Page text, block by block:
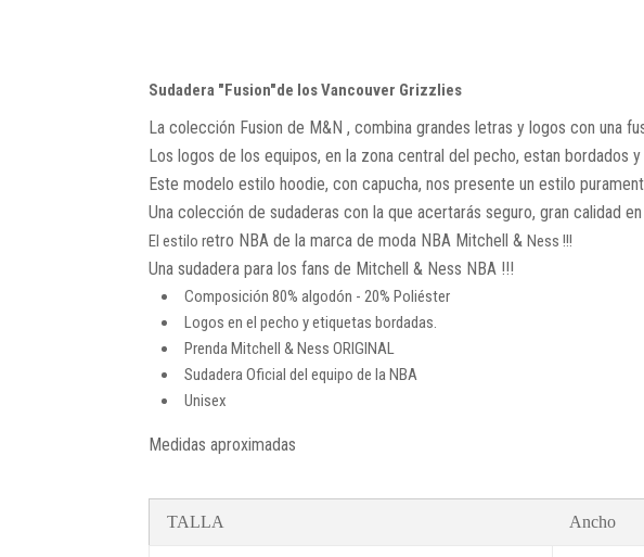
Sudadera "Fusion"de los Vancouver Grizzlies
La colección Fusion de M&N , combina grandes letras y logos con una
Los logos de los equipos, en la zona central del pecho, estan bordados
Este modelo estilo hoodie, con capucha, nos presente un estilo
Una colección de sudaderas con la que acertarás seguro, gran calidad
El estilo retro NBA de la marca de moda NBA Mitchell & Ness !!!
Una sudadera para los fans de Mitchell & Ness NBA !!!
Composición 80% algodón - 20% Poliéster
Logos en el pecho y etiquetas bordadas.
Prenda Mitchell & Ness ORIGINAL
Sudadera Oficial del equipo de la NBA
Unisex
Medidas aproximadas
TALLA Ancho